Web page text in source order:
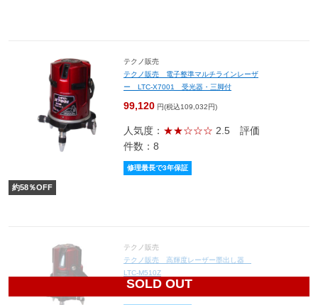
テクノ販売
テクノ販売 電子整準マルチラインレーザ
ー LTC-X7001 受光器・三脚付
99,120 円(税込109,032円)
人気度： ★★☆☆☆ 2.5 評価
件数：8
修理最長で3年保証
約58％OFF
SOLD OUT
テクノ販売
テクノ販売 高輝度レーザー墨出し器
LTC-M510Z
60,900